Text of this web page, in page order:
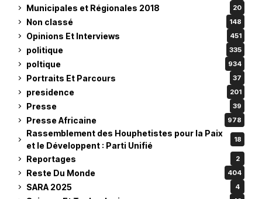
Municipales et Régionales 2018 20
Non classé 148
Opinions Et Interviews 451
politique 335
poltique 934
Portraits Et Parcours 37
presidence 201
Presse 39
Presse Africaine 978
Rassemblement des Houphetistes pour la Paix
et le Développent : Parti Unifié
18
Reportages 2
Reste Du Monde 404
SARA 2025 4